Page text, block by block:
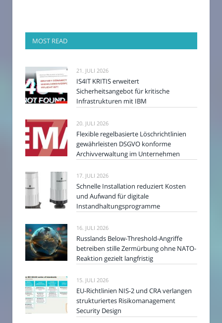
MOST READ
21. JULI 2026
IS4IT KRITIS erweitert
Sicherheitsangebot für kritische
Infrastrukturen mit IBM
20. JULI 2026
Flexible regelbasierte Löschrichtlinien
gewährleisten DSGVO konforme
Archivverwaltung im Unternehmen
17. JULI 2026
Schnelle Installation reduziert Kosten
und Aufwand für digitale
Instandhaltungsprogramme
16. JULI 2026
Russlands Below-Threshold-Angriffe
betreiben stille Zermürbung ohne NATO-
Reaktion gezielt langfristig
15. JULI 2026
EU-Richtlinien NIS-2 und CRA verlangen
strukturiertes Risikomanagement
Security Design